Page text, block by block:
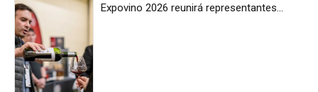
Expovino 2026 reunirá representantes